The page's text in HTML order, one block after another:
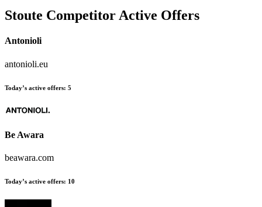
Stoute Competitor Active Offers
Antonioli
antonioli.eu
Today’s active offers: 5
Be Awara
beawara.com
Today’s active offers: 10